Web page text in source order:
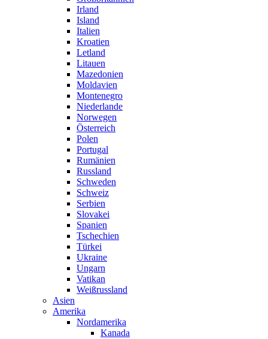
Irland
Island
Italien
Kroatien
Letland
Litauen
Mazedonien
Moldavien
Montenegro
Niederlande
Norwegen
Österreich
Polen
Portugal
Rumänien
Russland
Schweden
Schweiz
Serbien
Slovakei
Spanien
Tschechien
Türkei
Ukraine
Ungarn
Vatikan
Weißrussland
Asien
Amerika
Nordamerika
Kanada